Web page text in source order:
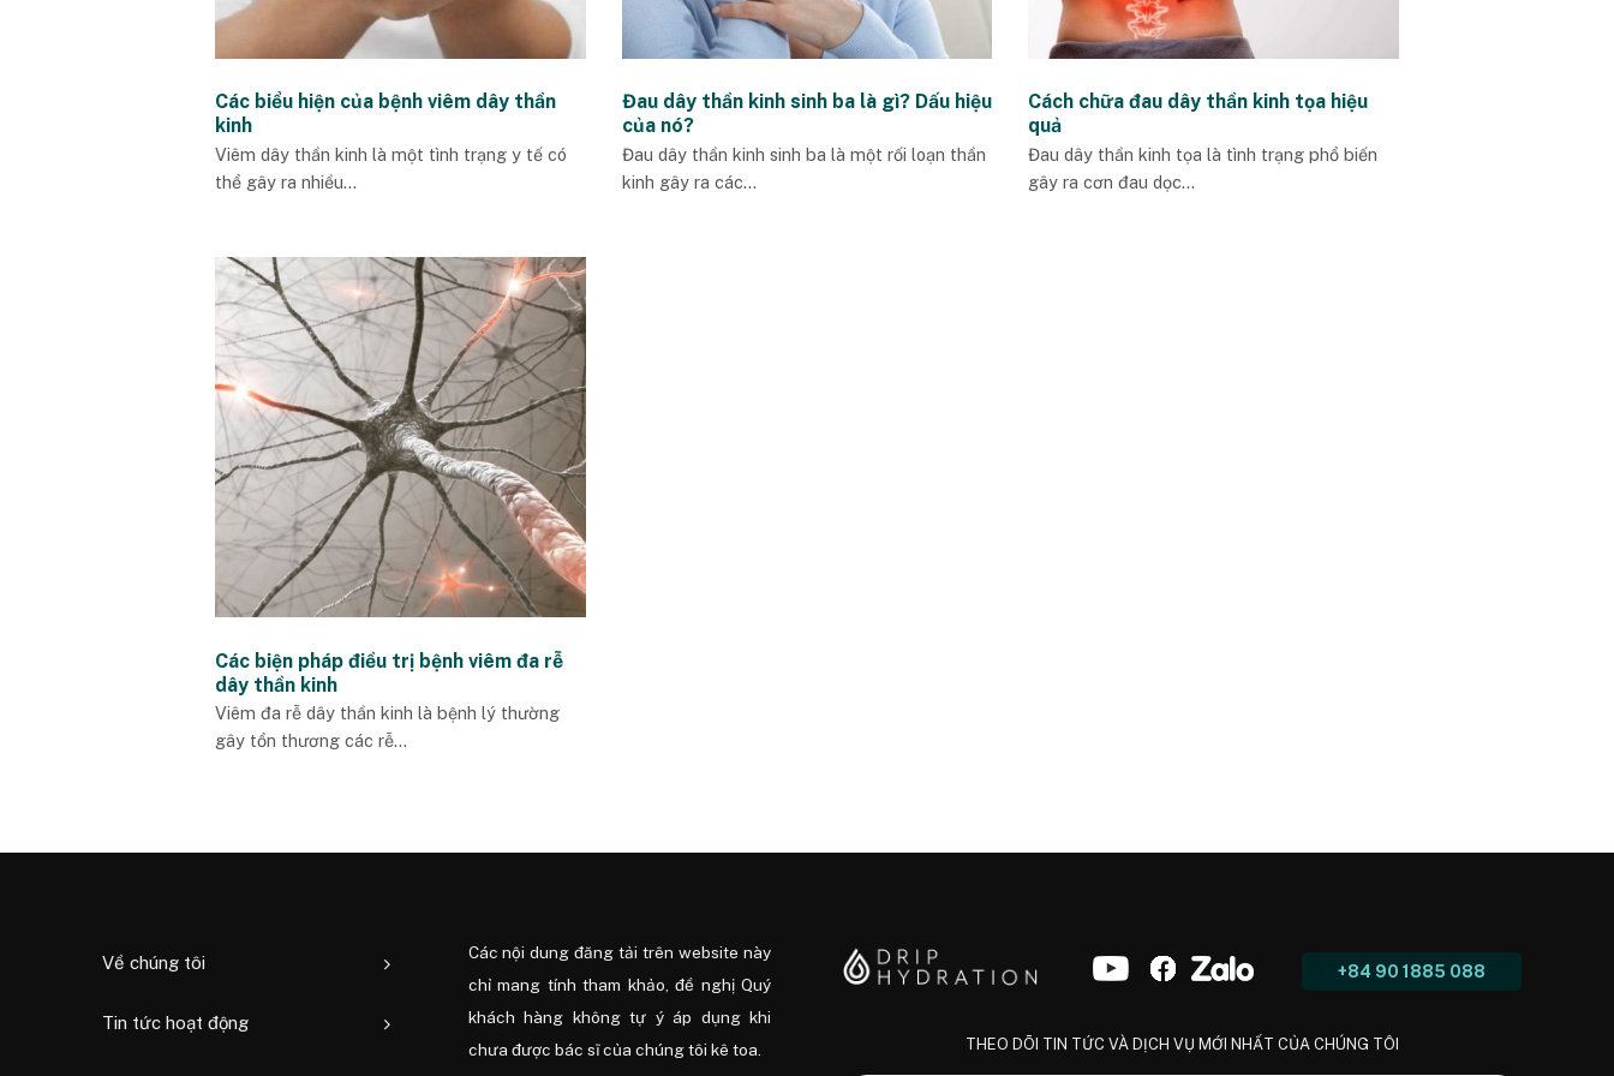
Các biểu hiện của bệnh viêm dây thần
kinh
Viêm dây thần kinh là một tình trạng y tế có
thể gây ra nhiều...
Đau dây thần kinh sinh ba là gì? Dấu hiệu
của nó?
Đau dây thần kinh sinh ba là một rối loạn thần
kinh gây ra các...
Cách chữa đau dây thần kinh tọa hiệu
quả
Đau dây thần kinh tọa là tình trạng phổ biến
gây ra cơn đau dọc...
Các biện pháp điều trị bệnh viêm đa rễ
dây thần kinh
Viêm đa rễ dây thần kinh là bệnh lý thường
gây tổn thương các rễ...
Về chúng tôi
Tin tức hoạt động
Các nội dung đăng tải trên website này
chỉ mang tính tham khảo, đề nghị Quý
khách hàng không tự ý áp dụng khi
chưa được bác sĩ của chúng tôi kê toa.
+84 90 1885 088
THEO DÕI TIN TỨC VÀ DỊCH VỤ MỚI NHẤT CỦA CHÚNG TÔI